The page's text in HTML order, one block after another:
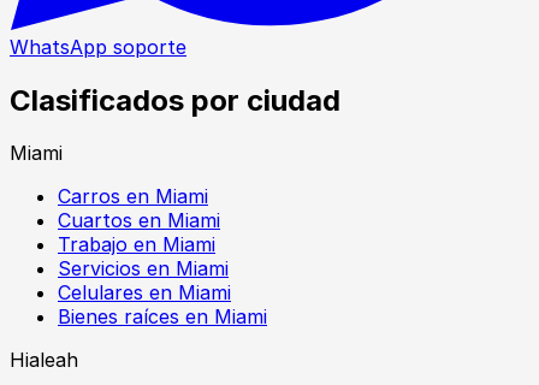
WhatsApp soporte
Clasificados por ciudad
Miami
Carros en Miami
Cuartos en Miami
Trabajo en Miami
Servicios en Miami
Celulares en Miami
Bienes raíces en Miami
Hialeah